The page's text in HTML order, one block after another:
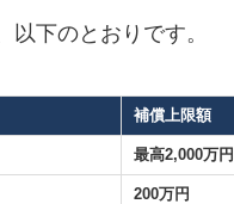
以下のとおりです。
補償上限額
最高2,000万円
200万円